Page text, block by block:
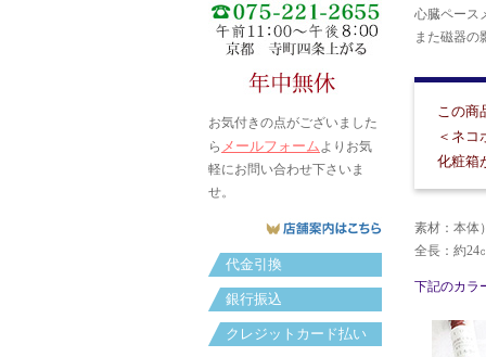
お気付きの点がございました
ら メールフォームよりお気
軽にお問い合わせ下さいま
せ。
代金引換
銀行振込
クレジットカード払い
心臓ペース
また磁器の
この商
＜ネコ
化粧箱
素材：本体
全長：約24
下記のカラ